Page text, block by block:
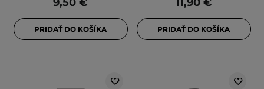
9,50 €
PRIDAŤ DO KOŠÍKA
11,90 €
PRIDAŤ DO KOŠÍKA